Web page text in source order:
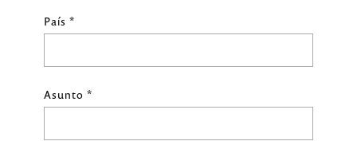
País *
Asunto *